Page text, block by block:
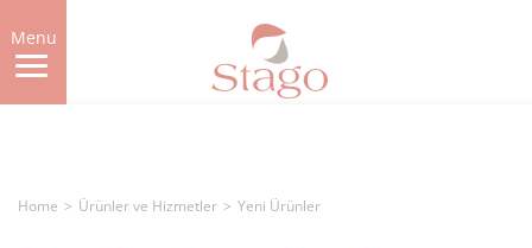
to
main
content
Menu
Home Ürünler ve Hizmetler Yeni Ürünler